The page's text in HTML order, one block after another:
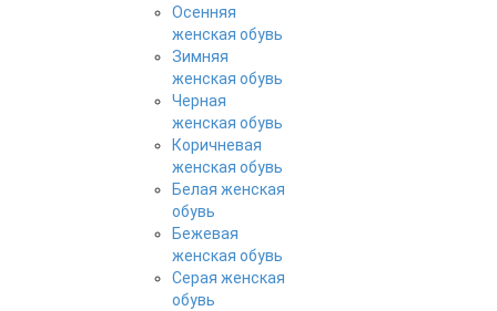
Осенняя
женская обувь
Зимняя
женская обувь
Черная
женская обувь
Коричневая
женская обувь
Белая женская
обувь
Бежевая
женская обувь
Серая женская
обувь